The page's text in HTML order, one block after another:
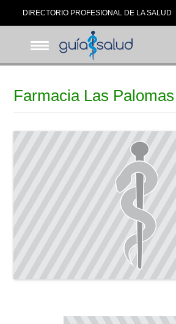
DIRECTORIO PROFESIONAL DE LA SALUD
Farmacia Las Palomas